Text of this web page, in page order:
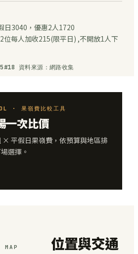
日3040，優惠2人1720
位每人加收215(限平日) ,不開放1人下
資料來源：網路收集
· 果嶺費比較工具
一次比價
× 平假日果嶺費，依預算與地區排
選擇。
位置與交通